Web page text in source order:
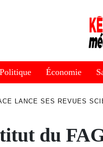
Politique Économie
LANCE SES REVUES
du